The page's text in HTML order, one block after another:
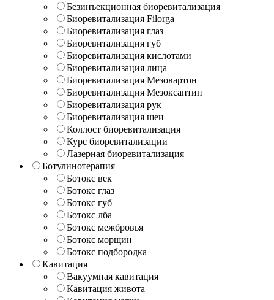
Безинъекционная биоревитализация
Биоревитализация Filorga
Биоревитализация глаз
Биоревитализация губ
Биоревитализация кислотами
Биоревитализация лица
Биоревитализация Мезовартон
Биоревитализация Мезоксантин
Биоревитализация рук
Биоревитализация шеи
Коллост биоревитализация
Курс биоревитализации
Лазерная биоревитализация
Ботулинотерапия
Ботокс век
Ботокс глаз
Ботокс губ
Ботокс лба
Ботокс межбровья
Ботокс морщин
Ботокс подбородка
Кавитация
Вакуумная кавитация
Кавитация живота